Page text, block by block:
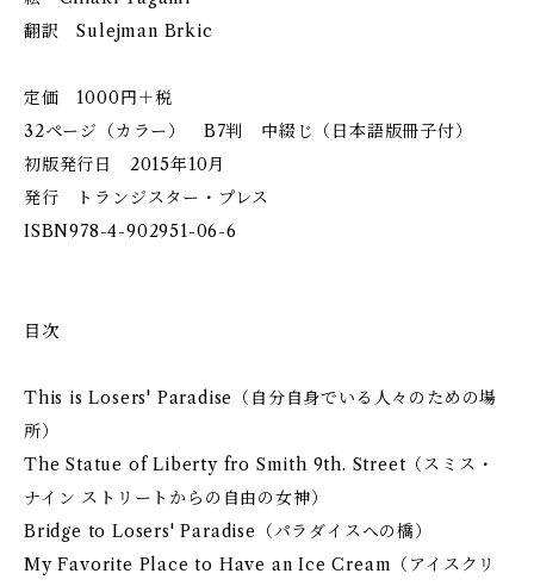
翻訳 Sulejman Brkic
定価 1000円＋税
32ページ（カラー） B7判 中綴じ（日本語版冊子付）
初版発行日 2015年10月
発行 トランジスター・プレス
ISBN978-4-902951-06-6
目次
This is Losers' Paradise（自分自身でいる人々のための場
所）
The Statue of Liberty fro Smith 9th. Street（スミス・
ナイン ストリートからの自由の女神）
Bridge to Losers' Paradise（パラダイスへの橋）
My Favorite Place to Have an Ice Cream（アイスクリ